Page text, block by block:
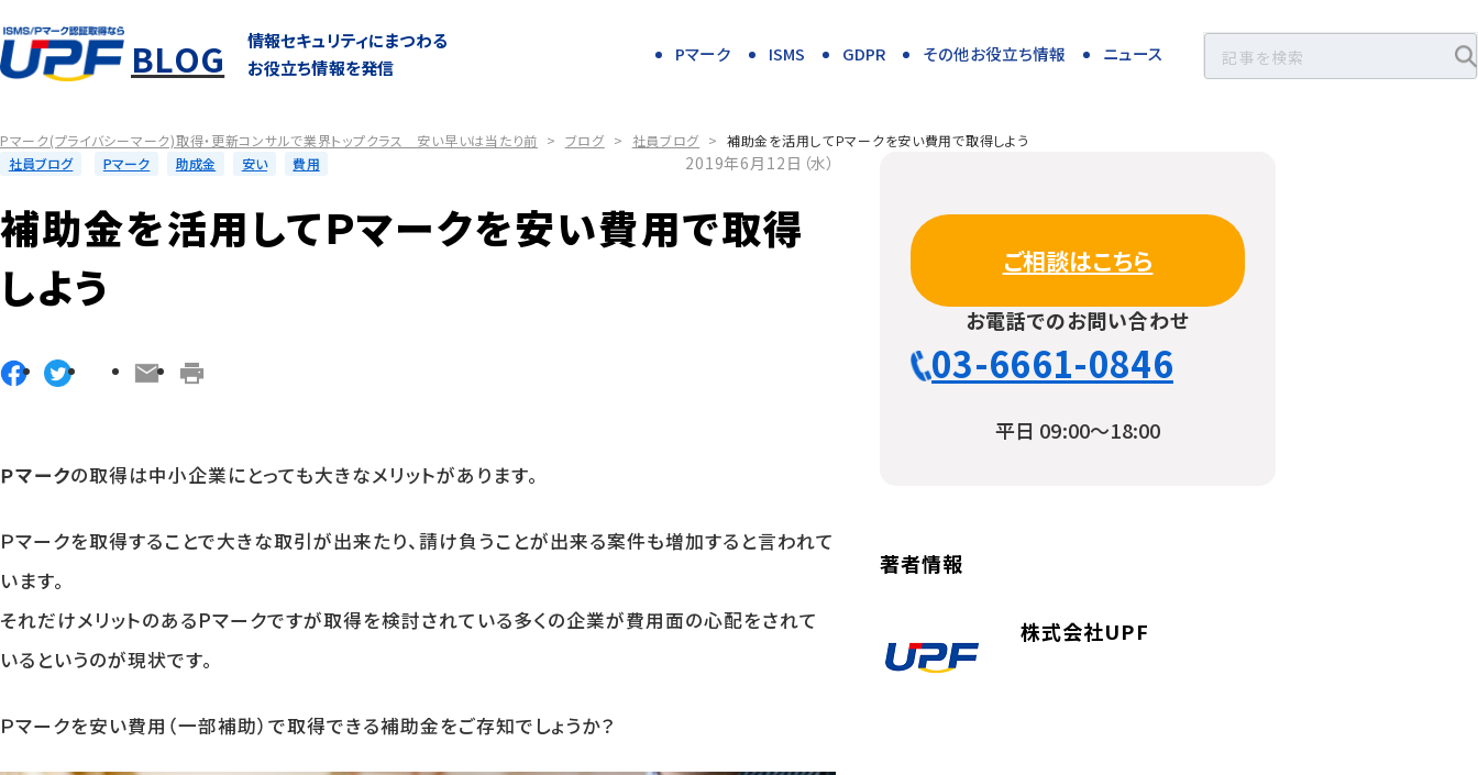
BLOG
情報セキュリティにまつわる
お役立ち情報を発信
Pマーク ISMS GDPR その他お役立ち情報 ニュース
Pマーク(プライバシーマーク)取得・更新コンサルで業界トップクラス 安い早いは当たり前 > ブログ > 社員ブログ > 補助金を活用してＰマークを安い費用で取得しよう
社員ブログ
Pマーク 助成金 安い 費用 2019年6月12日（水）
補助金を活用してＰマークを安い費用で取得
しよう
Ｐマークの取得は中小企業にとっても大きなメリットがあります。
Ｐマークを取得することで大きな取引が出来たり、請け負うことが出来る案件も増加すると言われて
います。
それだけメリットのあるPマークですが取得を検討されている多くの企業が費用面の心配をされて
いるというのが現状です。
Ｐマークを安い費用（一部補助）で取得できる補助金をご存知でしょうか？
ご相談はこちら
お電話でのお問い合わせ
03-6661-0846
平日 09:00〜18:00
著者情報
株式会社UPF